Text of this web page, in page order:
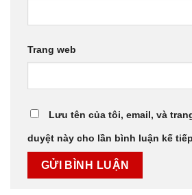
Trang web
Lưu tên của tôi, email, và
duyệt này cho lần bình luận kế